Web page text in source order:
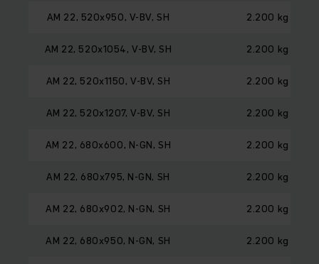
AM 22, 520x950, V-BV, SH 2.200 kg
AM 22, 520x1054, V-BV, SH 2.200 kg
AM 22, 520x1150, V-BV, SH 2.200 kg
AM 22, 520x1207, V-BV, SH 2.200 kg
AM 22, 680x600, N-GN, SH 2.200 kg
AM 22, 680x795, N-GN, SH 2.200 kg
AM 22, 680x902, N-GN, SH 2.200 kg
AM 22, 680x950, N-GN, SH 2.200 kg